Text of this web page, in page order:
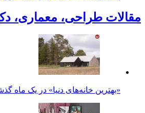
مقالات طراحی، معماری،
«بهترین خانه‌های دنیا» در یک ماه